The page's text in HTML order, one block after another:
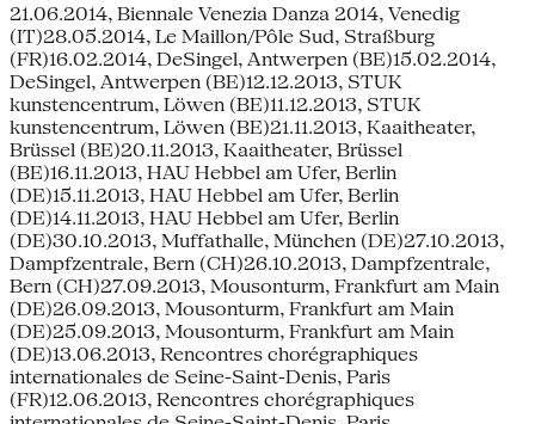
21.06.2014, Biennale Venezia Danza 2014, Venedig
(IT)28.05.2014, Le Maillon/Pôle Sud, Straßburg
(FR)16.02.2014, DeSingel, Antwerpen (BE)15.02.2014,
DeSingel, Antwerpen (BE)12.12.2013, STUK
kunstencentrum, Löwen (BE)11.12.2013, STUK
kunstencentrum, Löwen (BE)21.11.2013, Kaaitheater,
Brüssel (BE)20.11.2013, Kaaitheater, Brüssel
(BE)16.11.2013, HAU Hebbel am Ufer, Berlin
(DE)15.11.2013, HAU Hebbel am Ufer, Berlin
(DE)14.11.2013, HAU Hebbel am Ufer, Berlin
(DE)30.10.2013, Muffathalle, München (DE)27.10.2013,
Dampfzentrale, Bern (CH)26.10.2013, Dampfzentrale,
Bern (CH)27.09.2013, Mousonturm, Frankfurt am Main
(DE)26.09.2013, Mousonturm, Frankfurt am Main
(DE)25.09.2013, Mousonturm, Frankfurt am Main
(DE)13.06.2013, Rencontres chorégraphiques
internationales de Seine-Saint-Denis, Paris
(FR)12.06.2013, Rencontres chorégraphiques